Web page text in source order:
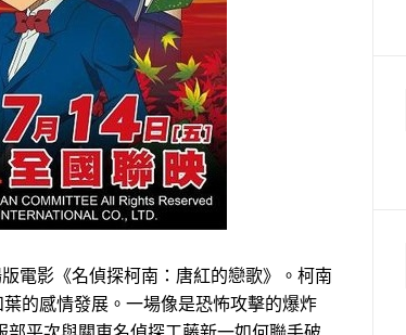
影《名偵探柯南：唐紅的戀歌》。柯南
的感情發展。一場像是恐怖攻擊的爆炸